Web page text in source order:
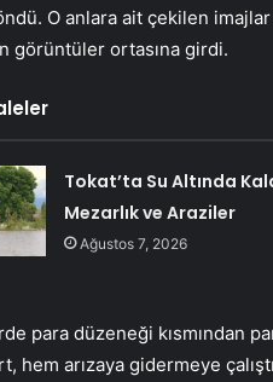
O anlara ait çekilen
görüntüler ortasına girdi.
Tokat’ta Su Altında
Mezarlık ve Araziler
Ağustos 7, 2026
para düzeneği kısmından
hem arızaya gidermeye